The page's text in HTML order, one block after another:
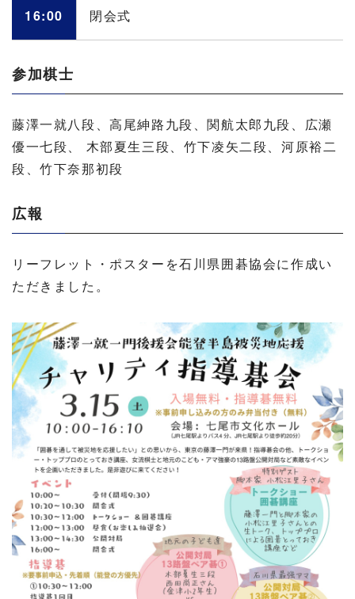
16:00 閉会式
参加棋士
藤澤一就八段、高尾紳路九段、関航太郎九段、広瀬
優一七段、 木部夏生三段、竹下凌矢二段、河原裕二
段、竹下奈那初段
広報
リーフレット・ポスターを石川県囲碁協会に作成い
ただきました。